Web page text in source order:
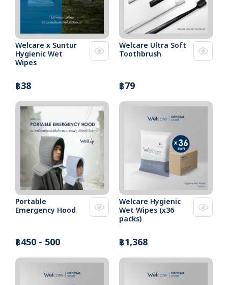
Welcare x Suntur
Hygienic Wet
Wipes
฿38
Welcare Ultra Soft
Toothbrush
฿79
Portable
Emergency Hood
฿450 - 500
Welcare Hygienic
Wet Wipes (x36
packs)
฿1,368